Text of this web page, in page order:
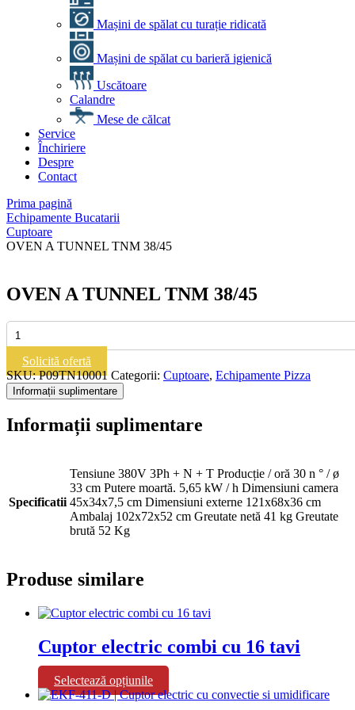
Mașini de spălat cu turație ridicată
Mașini de spălat cu barieră igienică
Uscătoare
Calandre
Mese de călcat
Service
Închiriere
Despre
Contact
Prima pagină
Echipamente Bucatarii
Cuptoare
OVEN A TUNNEL TNM 38/45
OVEN A TUNNEL TNM 38/45
Cantitate
OVEN
TUNNEL
TNM
38/45
Solicită ofertă
SKU:P09TN10001 Categorii: Cuptoare, Echipamente Pizza
Informații suplimentare
Informații suplimentare
Specificatii
Tensiune 380V 3Ph + N + T Producție / oră 30 n ° / ø
33 cm Putere moartă. 5,65 kW / h Dimensiuni camera
45x34x7,5 cm Dimensiuni externe 121x68x36 cm
Ambalaj 102x72x52 cm Greutate netă 41 kg Greutate
brută 52 Kg
Produse similare
Cuptor electric combi cu 16 tavi
Selectează opțiunile
produs